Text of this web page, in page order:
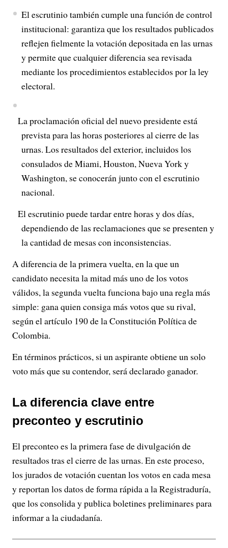
El escrutinio también cumple una función de control
institucional: garantiza que los resultados publicados
reflejen fielmente la votación depositada en las urnas
y permite que cualquier diferencia sea revisada
mediante los procedimientos establecidos por la ley
electoral.
La proclamación oficial del nuevo presidente está
prevista para las horas posteriores al cierre de las
urnas. Los resultados del exterior, incluidos los
consulados de Miami, Houston, Nueva York y
Washington, se conocerán junto con el escrutinio
nacional.
El escrutinio puede tardar entre horas y dos días,
dependiendo de las reclamaciones que se presenten y
la cantidad de mesas con inconsistencias.
A diferencia de la primera vuelta, en la que un
candidato necesita la mitad más uno de los votos
válidos, la segunda vuelta funciona bajo una regla más
simple: gana quien consiga más votos que su rival,
según el artículo 190 de la Constitución Política de
Colombia.
En términos prácticos, si un aspirante obtiene un solo
voto más que su contendor, será declarado ganador.
La diferencia clave entre
preconteo y escrutinio
El preconteo es la primera fase de divulgación de
resultados tras el cierre de las urnas. En este proceso,
los jurados de votación cuentan los votos en cada mesa
y reportan los datos de forma rápida a la Registraduría,
que los consolida y publica boletines preliminares para
informar a la ciudadanía.